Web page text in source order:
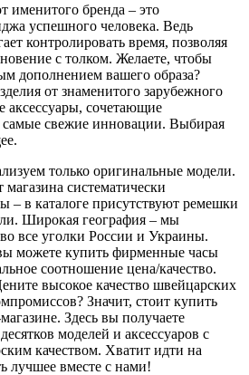
именитого бренда – это
успешного человека. Ведь
контролировать время, позволяя
с толком. Желаете, чтобы
дополнением вашего образа?
от знаменитого зарубежного
аксессуары, сочетающие
свежие инновации. Выбирая
только оригинальные модели.
систематически
– в каталоге присутствуют ремешки
Широкая география – мы
все уголки России и Украины.
можете купить фирменные часы
соотношение цена/качество.
высокое качество швейцарских
Значит, стоит купить
Здесь вы получаете
моделей и аксессуаров с
качеством. Хватит идти на
лучшее вместе с нами!